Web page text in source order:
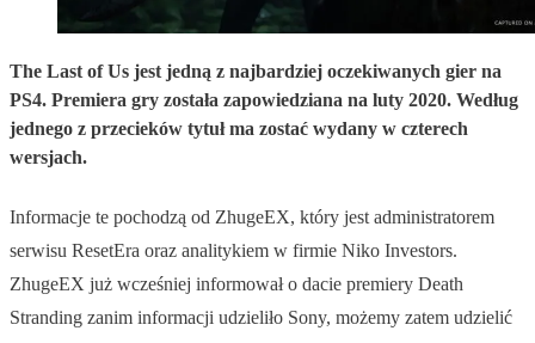
The Last of Us jest jedną z najbardziej oczekiwanych gier na
PS4. Premiera gry została zapowiedziana na luty 2020. Według
jednego z przecieków tytuł ma zostać wydany w czterech
wersjach.
Informacje te pochodzą od ZhugeEX, który jest administratorem
serwisu ResetEra oraz analitykiem w firmie Niko Investors.
ZhugeEX już wcześniej informował o dacie premiery Death
Stranding zanim informacji udzieliło Sony, możemy zatem udzielić